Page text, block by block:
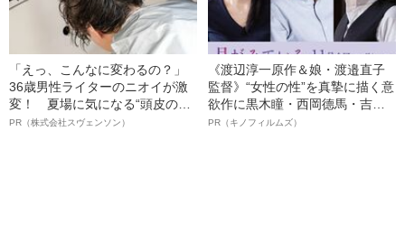
「えっ、こんなに変わるの？」
36歳男性ライターのニオイが激
変！ 夏場に気になる“頭皮のニ
オイ”や“ベタつき”を解消す
PR（株式会社スヴェンソン）
《渡辺淳一原作＆娘・渡邉直子
監督》“女性の性”を真摯に描く意
欲作に黒木瞳・西岡德馬・吉田
羊が出演決定！《映画『月がみ
PR（キノフィルムズ）